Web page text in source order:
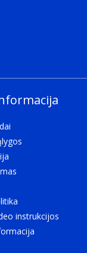
instrukcijos